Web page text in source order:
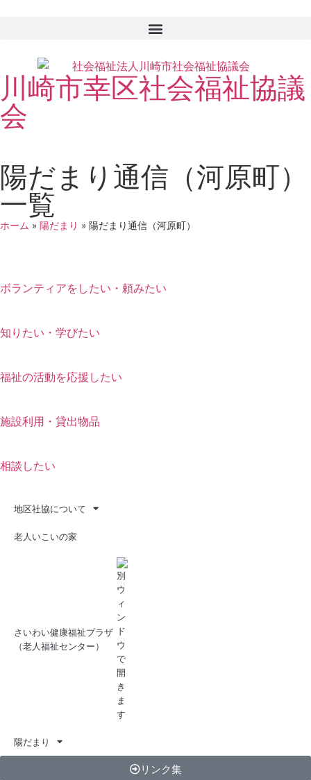
川崎市幸区社会福祉協議
会
陽だまり通信（河原町）
一覧
ホーム » 陽だまり » 陽だまり通信（河原町）
ボランティアをしたい・頼みたい
知りたい・学びたい
福祉の活動を応援したい
施設利用・貸出物品
相談したい
地区社協について
老人いこいの家
さいわい健康福祉プラザ
（老人福祉センター）
陽だまり
リンク集